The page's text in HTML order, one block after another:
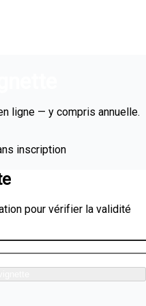
ligne — y compris annuelle.
inscription
pour vérifier la validité